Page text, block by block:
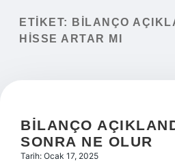
Yasal Uyarı
ETIKET:
BILANÇO
HISSE ARTAR MI
BILANÇO
SONRA NE OLUR
Tarih: Ocak 17, 2025